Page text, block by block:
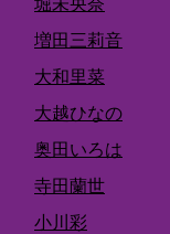
堀未央奈
増田三莉音
大和里菜
大越ひなの
奥田いろは
寺田蘭世
小川彩